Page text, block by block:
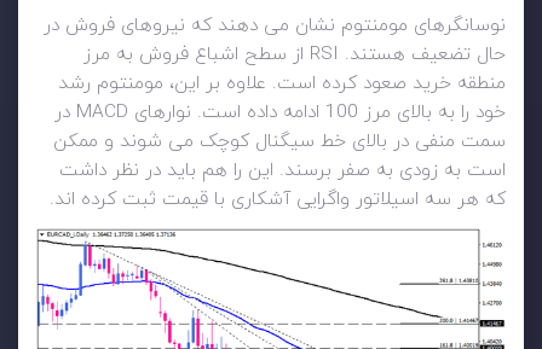
نوسانگرهای مومنتوم نشان می دهند که نیروهای فروش در
حال تضعیف هستند. RSI از سطح اشباع فروش به مرز
منطقه خرید صعود کرده است. علاوه بر این، مومنتوم رشد
خود را به بالای مرز 100 ادامه داده است. نوارهای MACD در
سمت منفی در بالای خط سیگنال کوچک می شوند و ممکن
است به زودی به صفر برسند. این را هم باید در نظر داشت
که هر سه اسیلاتور واگرایی آشکاری با قیمت ثبت کرده اند.